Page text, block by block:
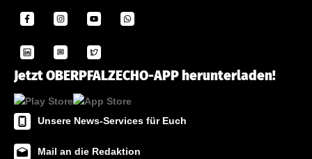
Jetzt OBERPFALZECHO-APP herunterladen!
Unsere News-Services für Euch
Mail an die Redaktion